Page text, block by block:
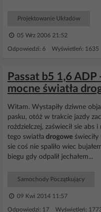
Projektowanie Układów
05 Wrz 2006 21:52
Odpowiedzi: 6 Wyświetleń: 1635
Passat b5 1,6
mocne światła
Witam. Wystapiły dziwne
pasku, otóż w trakcie jazdy
rożdzielczej, zaświecił sie abs
tego swiatła drogowe
sie coś nie spaliło wiec
biegu gdy odpalił jechałem...
Samochody Początkujący
09 Kwi 2014 11:57
Odpowiedzi: 17 Wyświetleń: